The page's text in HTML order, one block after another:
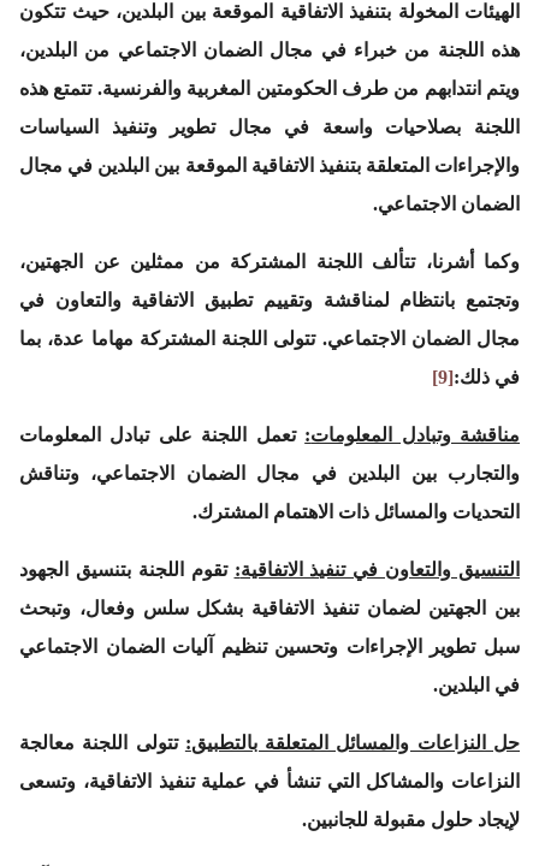
الهيئات المخولة بتنفيذ الاتفاقية الموقعة بين البلدين، حيث تتكون
هذه اللجنة من خبراء في مجال الضمان الاجتماعي من البلدين،
ويتم انتدابهم من طرف الحكومتين المغربية والفرنسية. تتمتع هذه
اللجنة بصلاحيات واسعة في مجال تطوير وتنفيذ السياسات
والإجراءات المتعلقة بتنفيذ الاتفاقية الموقعة بين البلدين في مجال
الضمان الاجتماعي.
وكما أشرنا، تتألف اللجنة المشتركة من ممثلين عن الجهتين،
وتجتمع بانتظام لمناقشة وتقييم تطبيق الاتفاقية والتعاون في
مجال الضمان الاجتماعي. تتولى اللجنة المشتركة مهاما عدة، بما
في ذلك:[9]
مناقشة وتبادل المعلومات: تعمل اللجنة على تبادل المعلومات
والتجارب بين البلدين في مجال الضمان الاجتماعي، وتناقش
التحديات والمسائل ذات الاهتمام المشترك.
التنسيق والتعاون في تنفيذ الاتفاقية: تقوم اللجنة بتنسيق الجهود
بين الجهتين لضمان تنفيذ الاتفاقية بشكل سلس وفعال، وتبحث
سبل تطوير الإجراءات وتحسين تنظيم آليات الضمان الاجتماعي
في البلدين.
حل النزاعات والمسائل المتعلقة بالتطبيق: تتولى اللجنة معالجة
النزاعات والمشاكل التي تنشأ في عملية تنفيذ الاتفاقية، وتسعى
لإيجاد حلول مقبولة للجانبين.